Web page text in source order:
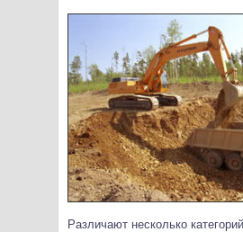
Различают несколько